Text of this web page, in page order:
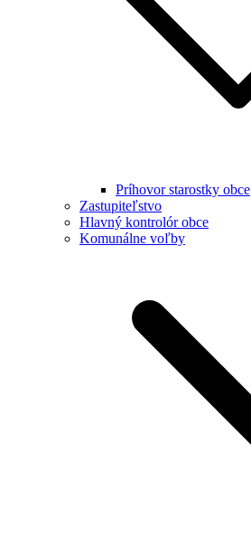
Príhovor starostky obce
Zastupiteľstvo
Hlavný kontrolór obce
Komunálne voľby